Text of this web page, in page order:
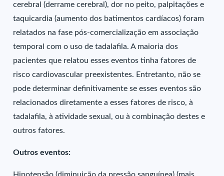
cerebral (derrame cerebral), dor no peito, palpitações e
taquicardia (aumento dos batimentos cardíacos) foram
relatados na fase pós-comercialização em associação
temporal com o uso de tadalafila. A maioria dos
pacientes que relatou esses eventos tinha fatores de
risco cardiovascular preexistentes. Entretanto, não se
pode determinar definitivamente se esses eventos são
relacionados diretamente a esses fatores de risco, à
tadalafila, à atividade sexual, ou à combinação destes e
outros fatores.
Outros eventos: